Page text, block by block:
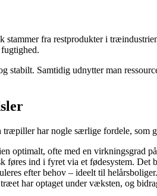
fra restprodukter i
Samtidig udnytter man
har nogle særlige fordele, som
optimalt, ofte med en virkningsgrad
ind i fyret via et fødesystem. Det
efter behov – ideelt til helårsboliger.
har optaget under væksten, og